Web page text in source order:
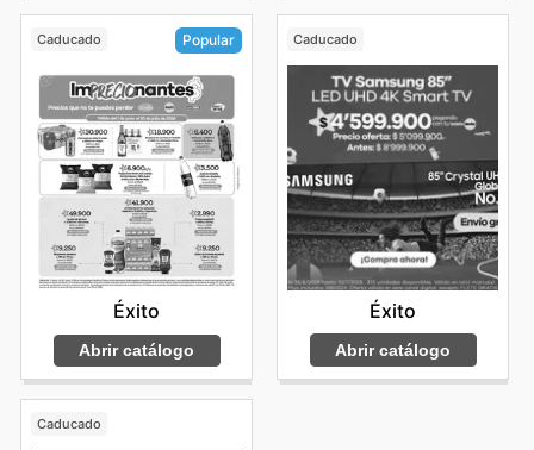
Caducado Popular
Éxito
Abrir catálogo
Caducado
Éxito
Abrir catálogo
Caducado